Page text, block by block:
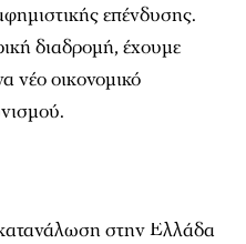
επένδυσης.
διαδρομή, έχουμε
νέο οικονομικό
κατανάλωση στην Ελλάδα